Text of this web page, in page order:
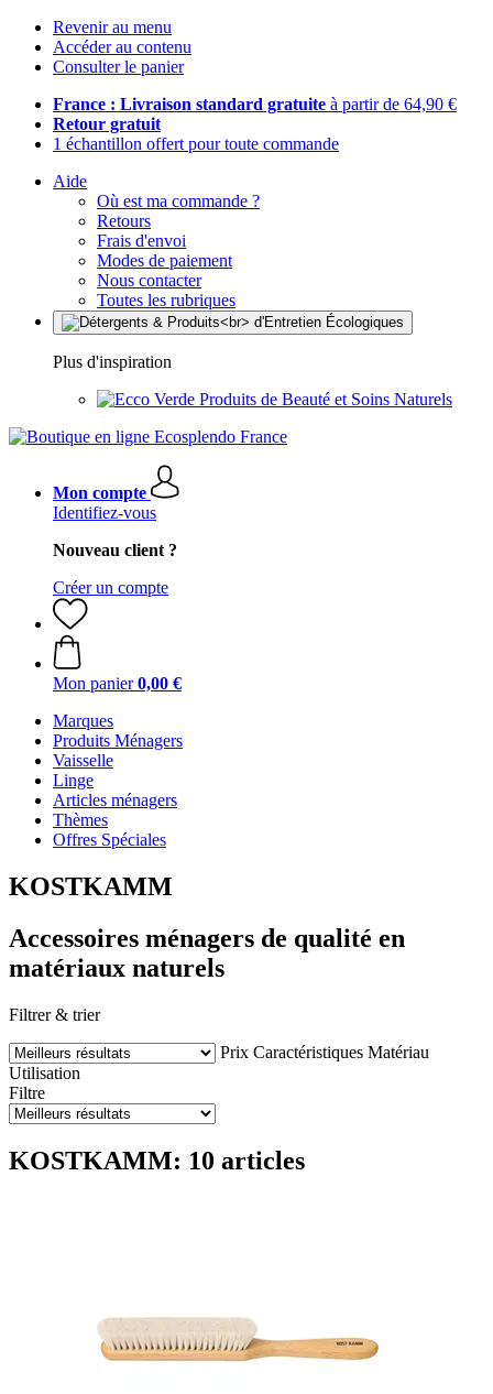
Revenir au menu
Accéder au contenu
Consulter le panier
France : Livraison standard gratuite à partir de 64,90 €
Retour gratuit
1 échantillon offert pour toute commande
Aide
Où est ma commande ?
Retours
Frais d'envoi
Modes de paiement
Nous contacter
Toutes les rubriques
Plus d'inspiration
Produits de Beauté et Soins Naturels
Mon compte
Identifiez-vous
Nouveau client ?
Créer un compte
Mon panier 0,00 €
Marques
Produits Ménagers
Vaisselle
Linge
Articles ménagers
Thèmes
Offres Spéciales
KOSTKAMM
Accessoires ménagers de qualité en
matériaux naturels
Filtrer & trier
Prix Caractéristiques Matériau
Utilisation
Filtre
KOSTKAMM: 10 articles